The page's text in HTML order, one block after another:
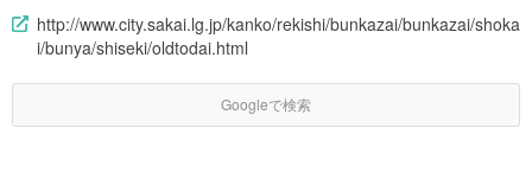
http://www.city.sakai.lg.jp/kanko/rekishi/bunkazai/bunkazai/shoka
i/bunya/shiseki/oldtodai.html
Googleで検索